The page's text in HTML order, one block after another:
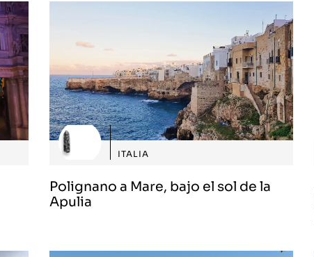
ITALIA
Polignano a Mare, bajo el sol de la
Apulia